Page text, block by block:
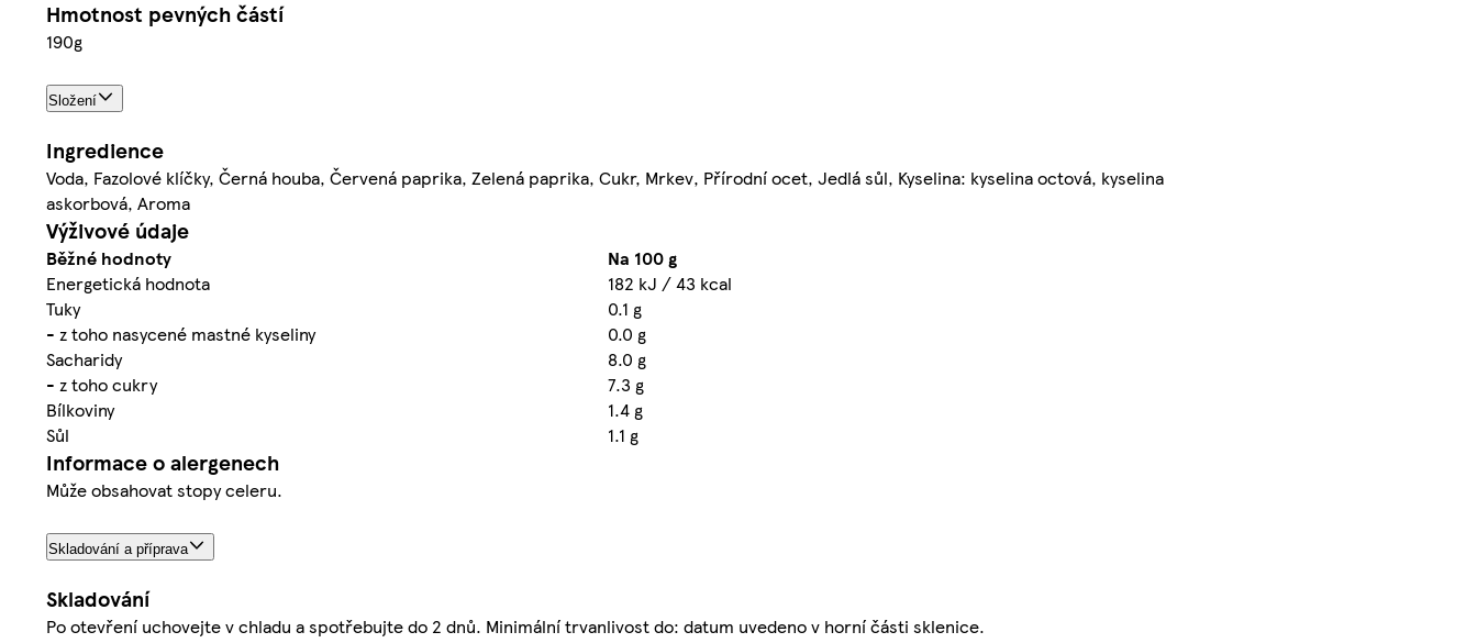
Hmotnost pevných částí
190g
Složení
Ingredience
Voda, Fazolové klíčky, Černá houba, Červená paprika, Zelená paprika, Cukr, Mrkev, Přírodní ocet, Jedlá sůl, Kyselina: kyselina octová, kyselina
askorbová, Aroma
Výživové údaje
Běžné hodnoty
Na 100 g
Energetická hodnota
182 kJ / 43 kcal
Tuky
0.1 g
- z toho nasycené mastné kyseliny
0.0 g
Sacharidy
8.0 g
- z toho cukry
7.3 g
Bílkoviny
1.4 g
Sůl
1.1 g
Informace o alergenech
Může obsahovat stopy celeru.
Skladování a příprava
Skladování
Po otevření uchovejte v chladu a spotřebujte do 2 dnů. Minimální trvanlivost do: datum uvedeno v horní části sklenice.